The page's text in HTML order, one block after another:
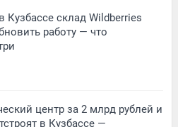
склад Wildberries
работу — что
центр за 2 млрд рублей и
в Кузбассе —